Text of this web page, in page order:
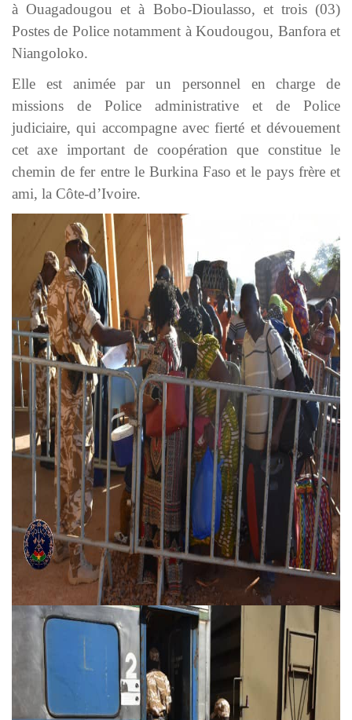
à Ouagadougou et à Bobo-Dioulasso, et trois (03)
Postes de Police notamment à Koudougou, Banfora et
Niangoloko.
Elle est animée par un personnel en charge de
missions de Police administrative et de Police
judiciaire, qui accompagne avec fierté et dévouement
cet axe important de coopération que constitue le
chemin de fer entre le Burkina Faso et le pays frère et
ami, la Côte-d’Ivoire.